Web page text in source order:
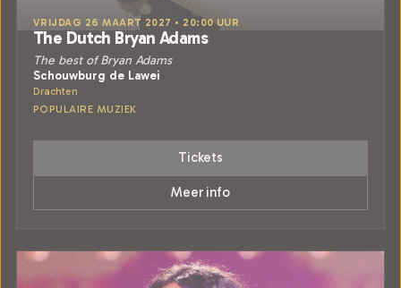
VRIJDAG 26 MAART 2027 • 20:00 UUR
The Dutch Bryan Adams
The best of Bryan Adams
Schouwburg de Lawei
Drachten
POPULAIRE MUZIEK
Tickets
Meer info